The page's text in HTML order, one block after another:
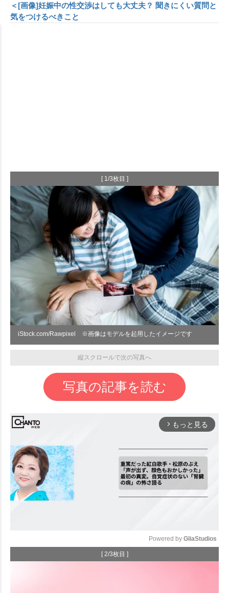
＜[画像]妊娠中の性交渉はしても大丈夫？ 聞きにくい質問と
気をつけるべきこと
[ 1/3枚目 ]
iStock.com/Rawpixel ※画像はモデルを起用したイメージです
縦スクロールで次の写真へ
写真の記事を読む
arrow_forward_ios もっと見る
Powered by GliaStudios
[ 2/3枚目 ]